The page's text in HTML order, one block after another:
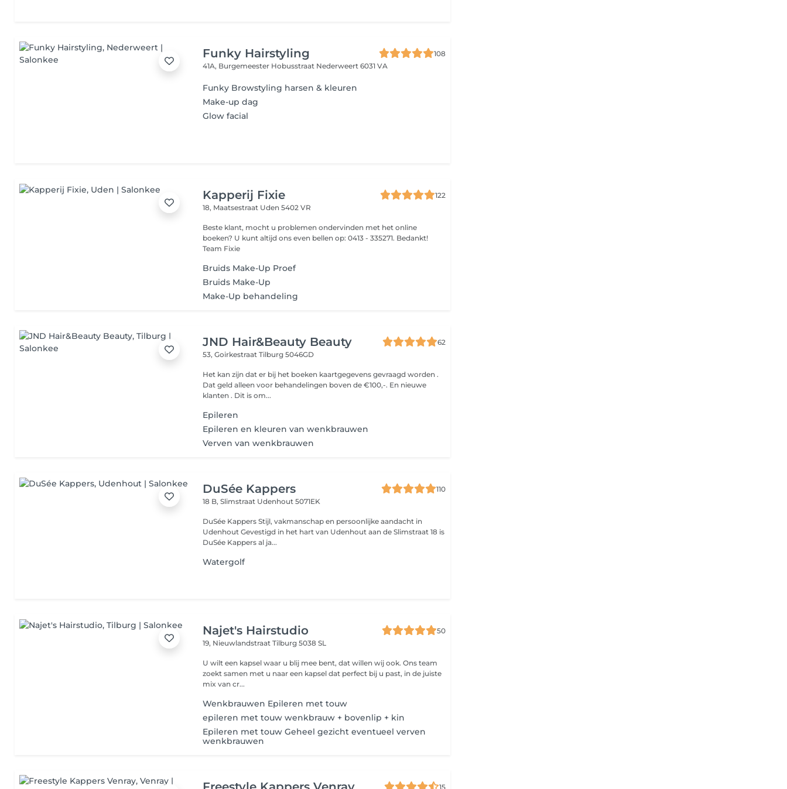
Funky Hairstyling
108
41A, Burgemeester Hobusstraat Nederweert 6031 VA
Funky Browstyling harsen & kleuren
Make-up dag
Glow facial
Kapperij Fixie
122
18, Maatsestraat Uden 5402 VR
Beste klant, mocht u problemen ondervinden met het online
boeken? U kunt altijd ons even bellen op: 0413 - 335271. Bedankt!
Team Fixie
Bruids Make-Up Proef
Bruids Make-Up
Make-Up behandeling
JND Hair&Beauty Beauty
62
53, GoirkestraatTilburg 5046GD
Het kan zijn dat er bij het boeken kaartgegevens gevraagd worden .
Dat geld alleen voor behandelingen boven de €100,-. En nieuwe
klanten . Dit is om...
Epileren
Epileren en kleuren van wenkbrauwen
Verven van wenkbrauwen
DuSée Kappers
110
18 B, Slimstraat Udenhout 5071EK
DuSée Kappers Stijl, vakmanschap en persoonlijke aandacht in
Udenhout Gevestigd in het hart van Udenhout aan de Slimstraat 18 is
DuSée Kappers al ja...
Watergolf
Najet's Hairstudio
50
19, NieuwlandstraatTilburg 5038 SL
U wilt een kapsel waar u blij mee bent, dat willen wij ook. Ons team
zoekt samen met u naar een kapsel dat perfect bij u past, in de juiste
mix van cr...
Wenkbrauwen Epileren met touw
epileren met touw wenkbrauw + bovenlip + kin
Epileren met touw Geheel gezicht eventueel verven
wenkbrauwen
15